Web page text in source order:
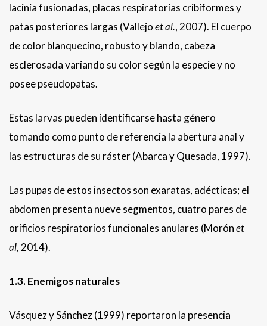
lacinia fusionadas, placas respiratorias cribiformes y
patas posteriores largas (Vallejoet al., 2007). El cuerpo
de color blanquecino, robusto y blando, cabeza
esclerosada variando su color según la especie y no
posee pseudopatas.
Estas larvas pueden identificarse hasta género
tomando como punto de referencia la abertura anal y
las estructuras de su ráster (Abarca y Quesada, 1997).
Las pupas de estos insectos son exaratas, adécticas; el
abdomen presenta nueve segmentos, cuatro pares de
orificios respiratorios funcionales anulares (Morónet
al, 2014).
1.3. Enemigos naturales
Vásquez y Sánchez (1999) reportaron la presencia